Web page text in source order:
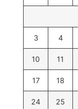
3 4
10 11
17 18
24 25